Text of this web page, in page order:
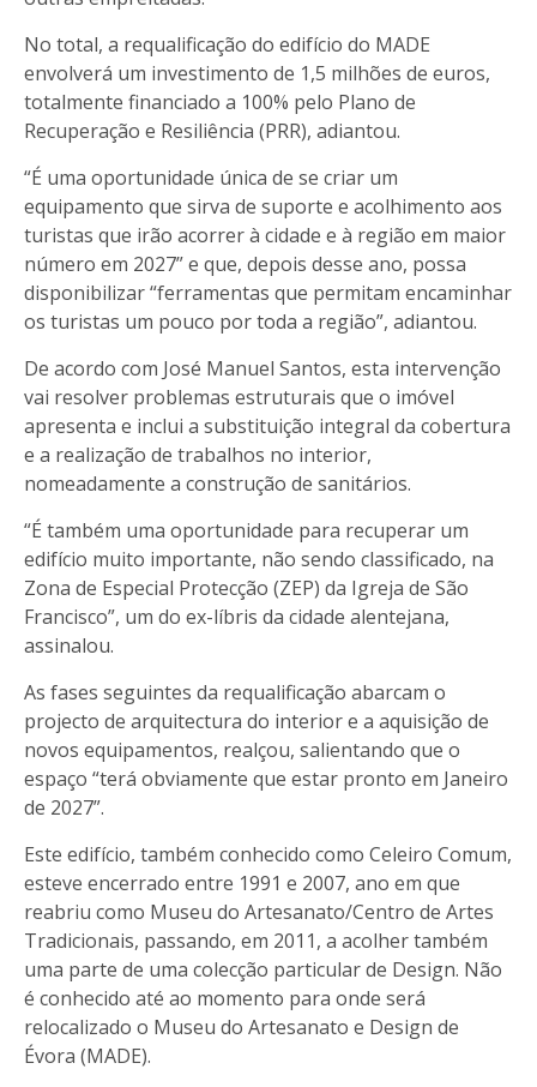
No total, a requalificação do edifício do MADE
envolverá um investimento de 1,5 milhões de euros,
totalmente financiado a 100% pelo Plano de
Recuperação e Resiliência (PRR), adiantou.
“É uma oportunidade única de se criar um
equipamento que sirva de suporte e acolhimento aos
turistas que irão acorrer à cidade e à região em maior
número em 2027” e que, depois desse ano, possa
disponibilizar “ferramentas que permitam encaminhar
os turistas um pouco por toda a região”, adiantou.
De acordo com José Manuel Santos, esta intervenção
vai resolver problemas estruturais que o imóvel
apresenta e inclui a substituição integral da cobertura
e a realização de trabalhos no interior,
nomeadamente a construção de sanitários.
“É também uma oportunidade para recuperar um
edifício muito importante, não sendo classificado, na
Zona de Especial Protecção (ZEP) da Igreja de São
Francisco”, um do ex-líbris da cidade alentejana,
assinalou.
As fases seguintes da requalificação abarcam o
projecto de arquitectura do interior e a aquisição de
novos equipamentos, realçou, salientando que o
espaço “terá obviamente que estar pronto em Janeiro
de 2027”.
Este edifício, também conhecido como Celeiro Comum,
esteve encerrado entre 1991 e 2007, ano em que
reabriu como Museu do Artesanato/Centro de Artes
Tradicionais, passando, em 2011, a acolher também
uma parte de uma colecção particular de Design. Não
é conhecido até ao momento para onde será
relocalizado o Museu do Artesanato e Design de
Évora (MADE).